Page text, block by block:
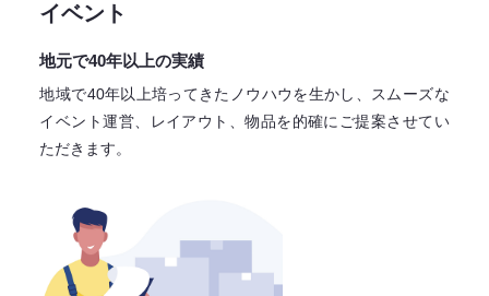
イベント
地元で40年以上の実績
地域で40年以上培ってきたノウハウを生かし、スムーズな
イベント運営、レイアウト、物品を的確にご提案させてい
ただきます。